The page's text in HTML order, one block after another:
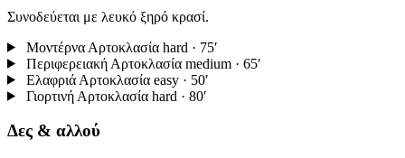
Συνοδεύεται με λευκό ξηρό κρασί.
Μοντέρνα Αρτοκλασία hard · 75′
Περιφερειακή Αρτοκλασία medium · 65′
Ελαφριά Αρτοκλασία easy · 50′
Γιορτινή Αρτοκλασία hard · 80′
Δες & αλλού